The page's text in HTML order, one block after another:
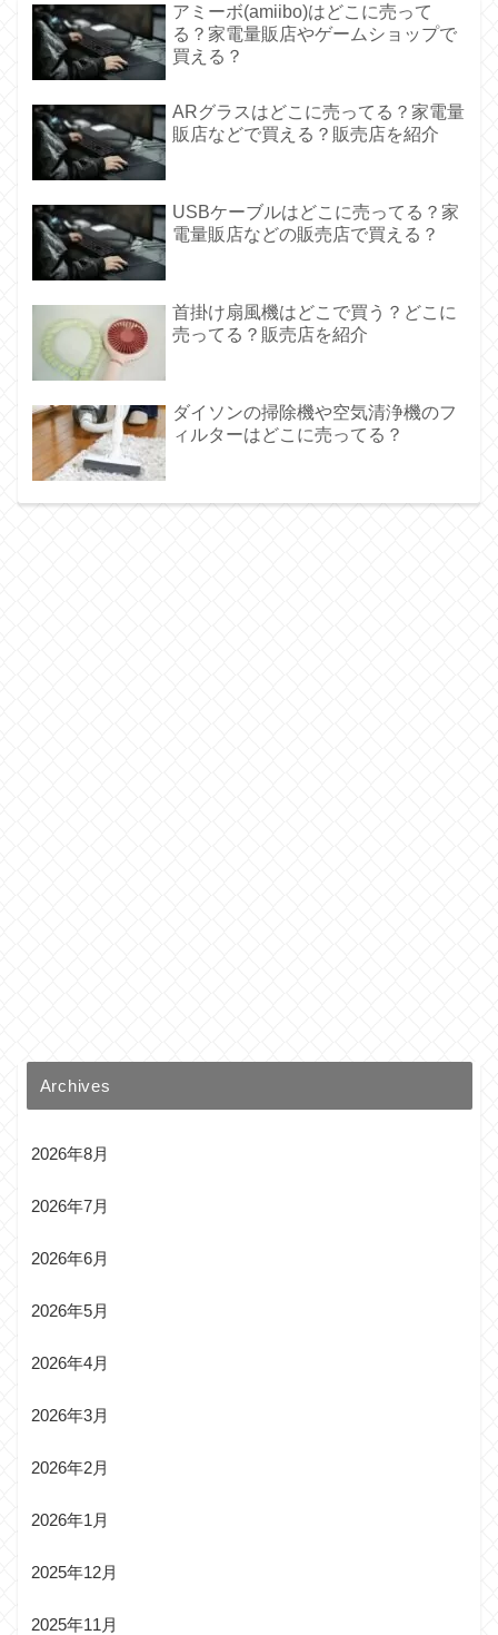
アミーボ(amiibo)はどこに売って
る？家電量販店やゲームショップで
買える？
ARグラスはどこに売ってる？家電量
販店などで買える？販売店を紹介
USBケーブルはどこに売ってる？家
電量販店などの販売店で買える？
首掛け扇風機はどこで買う？どこに
売ってる？販売店を紹介
ダイソンの掃除機や空気清浄機のフ
ィルターはどこに売ってる？
Archives
2026年8月
2026年7月
2026年6月
2026年5月
2026年4月
2026年3月
2026年2月
2026年1月
2025年12月
2025年11月